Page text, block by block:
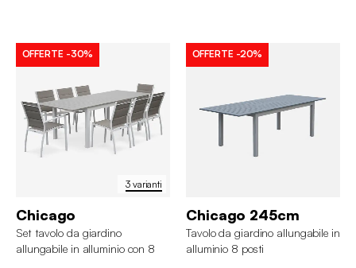
3 varianti
OFFERTE -30%
Chicago
Set tavolo da giardino
allungabile in alluminio con 8
OFFERTE -20%
Chicago 245cm
Tavolo da giardino allungabile in
alluminio 8 posti